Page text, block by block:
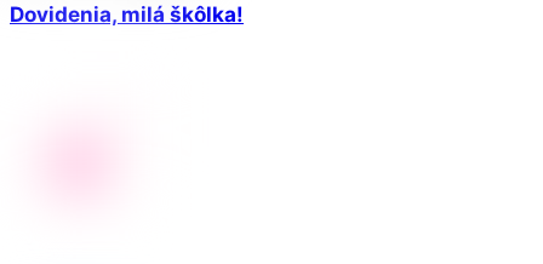
Dovidenia, milá škôlka!